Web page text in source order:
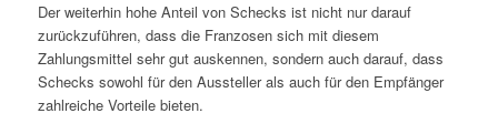
Der weiterhin hohe Anteil von Schecks ist nicht nur darauf
zurückzuführen, dass die Franzosen sich mit diesem
Zahlungsmittel sehr gut auskennen, sondern auch darauf, dass
Schecks sowohl für den Aussteller als auch für den Empfänger
zahlreiche Vorteile bieten.